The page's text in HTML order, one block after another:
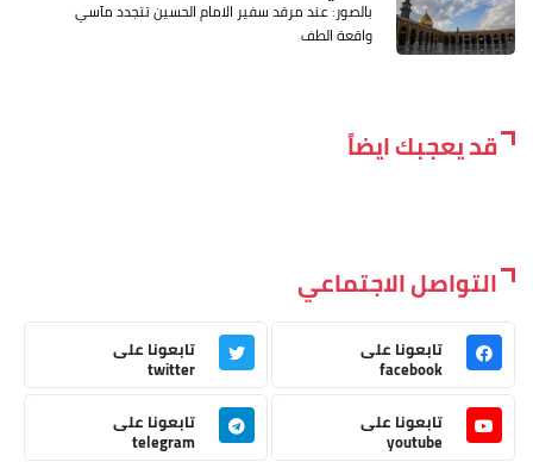
بالصور: عند مرقد سفير الامام الحسين تتجدد مآسي
واقعة الطف
قد يعجبك ايضاً
التواصل الاجتماعي
تابعونا على
facebook
تابعونا على
twitter
تابعونا على
youtube
تابعونا على
telegram